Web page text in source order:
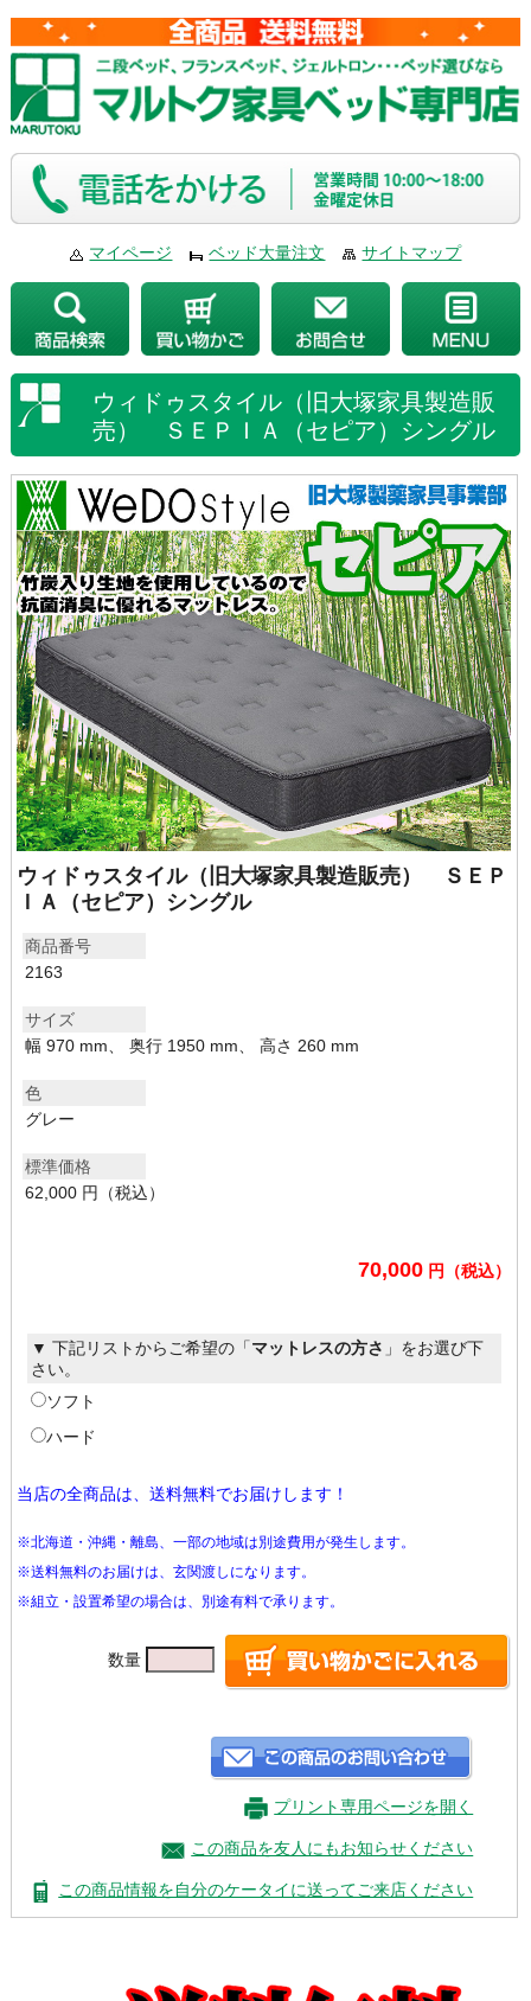
マイページ ベッド大量注文 サイトマップ
ウィドゥスタイル（旧大塚家具製造販
売） ＳＥＰＩＡ（セピア）シングル
ウィドゥスタイル（旧大塚家具製造販売） ＳＥＰ
ＩＡ（セピア）シングル
商品番号
2163
サイズ
幅 970 mm、 奥行 1950 mm、 高さ 260 mm
色
グレー
標準価格
62,000 円（税込）
70,000 円（税込）
▼ 下記リストからご希望の「マットレスの方さ 」をお選び下
さい。
ソフト
ハード
当店の全商品は、送料無料でお届けします！
※北海道・沖縄・離島、一部の地域は別途費用が発生します。
※送料無料のお届けは、玄関渡しになります。
※組立・設置希望の場合は、別途有料で承ります。
数量
プリント専用ページを開く
この商品を友人にもお知らせください
この商品情報を自分のケータイに送ってご来店ください